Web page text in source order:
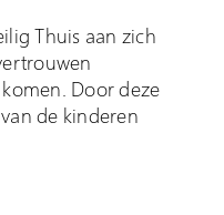
Thuis aan zich
Door deze
de kinderen